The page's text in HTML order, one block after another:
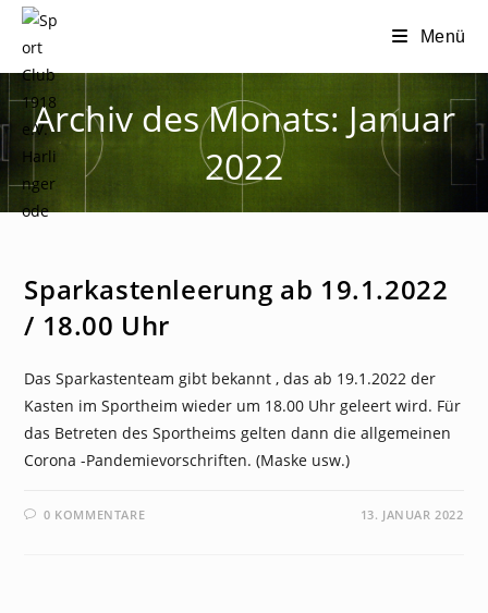
Zum
Inhalt
springen
Menü
Archiv des Monats: Januar
2022
Sparkastenleerung ab 19.1.2022
/ 18.00 Uhr
Das Sparkastenteam gibt bekannt , das ab 19.1.2022 der
Kasten im Sportheim wieder um 18.00 Uhr geleert wird. Für
das Betreten des Sportheims gelten dann die allgemeinen
Corona -Pandemievorschriften. (Maske usw.)
0 KOMMENTARE 13. JANUAR 2022